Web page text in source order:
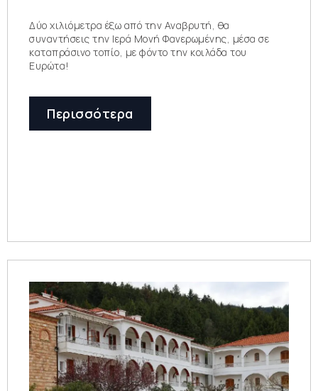
Δύο χιλιόμετρα έξω από την Αναβρυτή, θα
συναντήσεις την Ιερά Μονή Φανερωμένης, μέσα σε
καταπράσινο τοπίο, με φόντο την κοιλάδα του
Ευρώτα!
Περισσότερα